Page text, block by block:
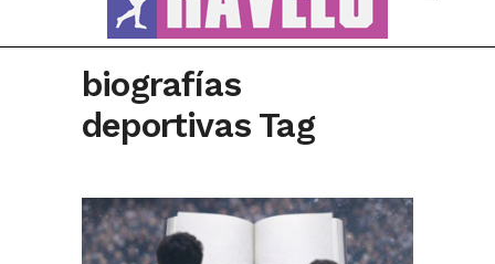
biografías
deportivas Tag